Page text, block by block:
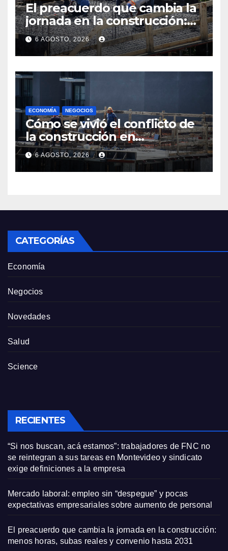
El preacuerdo que cambia la
jornada en la construcción:
menos horas, subas reales y
convenio hasta 2031
6 AGOSTO, 2026
ECONOMÍA NEGOCIOS
Cómo se vivió el conflicto de
la construcción en
Maldonado, un
departamento donde el
sector tiene sus
6 AGOSTO, 2026
CATEGORÍAS
Economía
Negocios
Novedades
Salud
Science
RECIENTES
“Si nos buscan, acá estamos”: trabajadores de FNC no
se reintegran a sus tareas en Montevideo y sindicato
exige definiciones a la empresa
Mercado laboral: empleo sin “despegue” y pocas
expectativas empresariales sobre aumento de personal
El preacuerdo que cambia la jornada en la construcción:
menos horas, subas reales y convenio hasta 2031